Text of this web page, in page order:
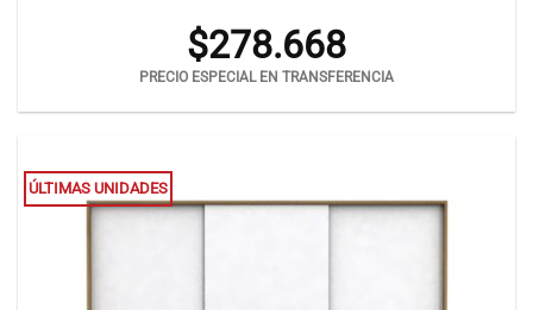
$278.668
PRECIO ESPECIAL EN TRANSFERENCIA
ÚLTIMAS UNIDADES